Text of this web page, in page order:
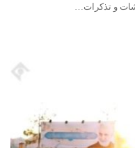
و تذکرات…